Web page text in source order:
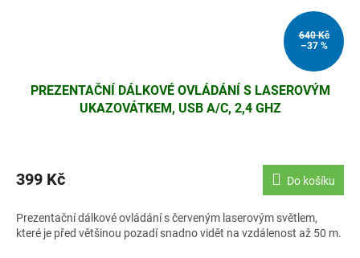
640 Kč
–37 %
PREZENTAČNÍ DÁLKOVÉ OVLÁDÁNÍ S LASEROVÝM
UKAZOVÁTKEM, USB A/C, 2,4 GHZ
399 Kč Do košíku
Prezentační dálkové ovládání s červeným laserovým světlem,
které je před většinou pozadí snadno vidět na vzdálenost až 50 m.